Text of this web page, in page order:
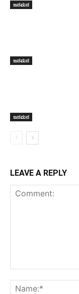
ಜನಮನ
ಜನಮನ
ಜನಮನ
LEAVE A REPLY